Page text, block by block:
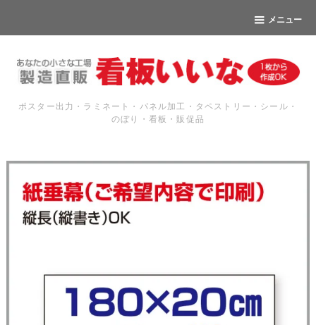
メニュー
ポスター出力・ラミネート・パネル加工・タペストリー・シール・
のぼり・看板・販促品